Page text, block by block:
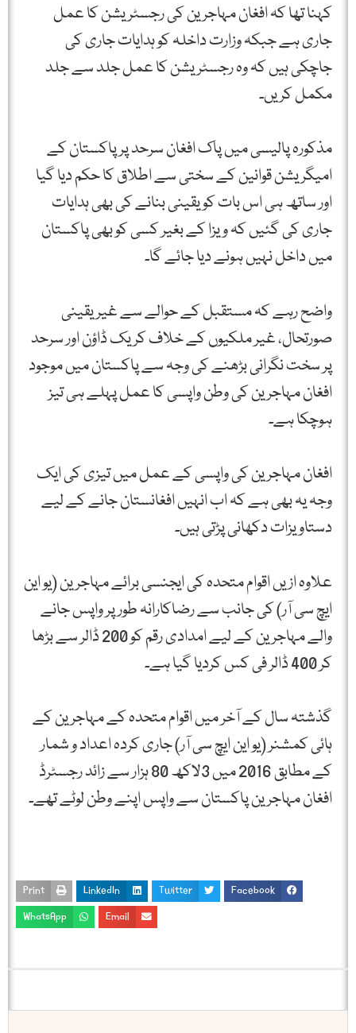
کہنا تھا کہ افغان مہاجرین کی رجسٹریشن کا عمل
جاری ہے جبکہ وزارت داخلہ کو ہدایات جاری کی
جاچکی ہیں کہ وہ رجسٹریشن کا عمل جلد سے جلد
مکمل کریں۔
مذکورہ پالیسی میں پاک افغان سرحد پر پاکستان کے
امیگریشن قوانین کے سختی سے اطلاق کا حکم دیا گیا
اور ساتھ ہی اس بات کو یقینی بنانے کی بھی ہدایات
جاری کی گئیں کہ ویزا کے بغیر کسی کو بھی پاکستان
میں داخل نہیں ہونے دیا جائے گا۔
واضح رہے کہ مستقبل کے حوالے سے غیر یقینی
صورتحال، غیر ملکیوں کے خلاف کریک ڈاؤن اور سرحد
پر سخت نگرانی بڑھنے کی وجہ سے پاکستان میں موجود
افغان مہاجرین کی وطن واپسی کا عمل پہلے ہی تیز
ہوچکا ہے۔
افغان مہاجرین کی واپسی کے عمل میں تیزی کی ایک
وجہ یہ بھی ہے کہ اب انہیں افغانستان جانے کے لیے
دستاویزات دکھانی پڑتی ہیں۔
علاوہ ازیں اقوام متحدہ کی ایجنسی برائے مہاجرین (یو این
ایچ سی آر) کی جانب سے رضاکارانہ طور پر واپس جانے
والے مہاجرین کے لیے امدادی رقم کو 200 ڈالر سے بڑھا
کر 400 ڈالر فی کس کردیا گیا ہے۔
گذشتہ سال کے آخر میں اقوام متحدہ کے مہاجرین کے
ہائی کمشنر (یو این ایچ سی آر) جاری کردہ اعداد و شمار
کے مطابق 2016 میں 3لاکھ 80 ہزار سے زائد رجسٹرڈ
افغان مہاجرین پاکستان سے واپس اپنے وطن لوٹے تھے۔
Facebook
Twitter
LinkedIn
Print
Email
WhatsApp